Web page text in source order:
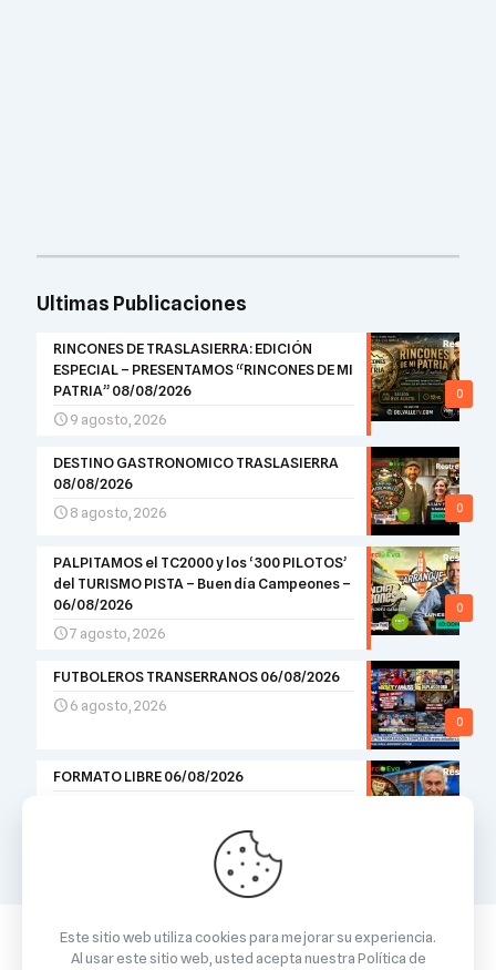
Ultimas Publicaciones
0
RINCONES DE TRASLASIERRA: EDICIÓN
ESPECIAL – PRESENTAMOS “RINCONES DE MI
PATRIA” 08/08/2026
9 agosto, 2026
0
DESTINO GASTRONOMICO TRASLASIERRA
08/08/2026
8 agosto, 2026
0
PALPITAMOS el TC2000 y los ‘300 PILOTOS’
del TURISMO PISTA – Buen día Campeones –
06/08/2026
7 agosto, 2026
0
FUTBOLEROS TRANSERRANOS 06/08/2026
6 agosto, 2026
FORMATO LIBRE 06/08/2026
Este sitio web utiliza cookies para mejorar su experiencia.
Al usar este sitio web, usted acepta nuestraPolítica de